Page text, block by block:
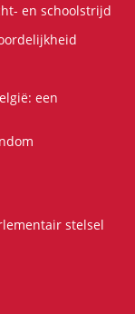
en schoolstrijd
een
stelsel